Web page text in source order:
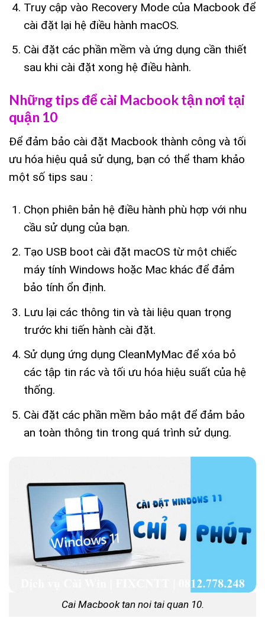
Truy cập vào Recovery Mode của Macbook để
cài đặt lại hệ điều hành macOS.
Cài đặt các phần mềm và ứng dụng cần thiết
sau khi cài đặt xong hệ điều hành.
Những tips để cài Macbook tận nơi tại
quận 10
Để đảm bảo cài đặt Macbook thành công và tối
ưu hóa hiệu quả sử dụng, bạn có thể tham khảo
một số tips sau :
Chọn phiên bản hệ điều hành phù hợp với nhu
cầu sử dụng của bạn.
Tạo USB boot cài đặt macOS từ một chiếc
máy tính Windows hoặc Mac khác để đảm
bảo tính ổn định.
Lưu lại các thông tin và tài liệu quan trọng
trước khi tiến hành cài đặt.
Sử dụng ứng dụng CleanMyMac để xóa bỏ
các tập tin rác và tối ưu hóa hiệu suất của hệ
thống.
Cài đặt các phần mềm bảo mật để đảm bảo
an toàn thông tin trong quá trình sử dụng.
Cai Macbook tan noi tai quan 10.